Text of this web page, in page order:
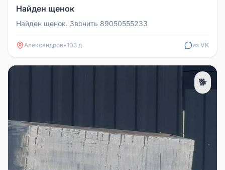
Найден щенок
Найден щенок. Звонить 89050555233
Александров•103 д из VK
🐕